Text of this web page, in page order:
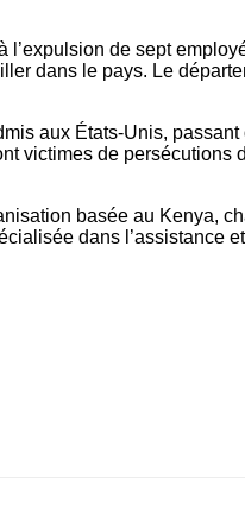
de sept
dans le pays. Le
aux États-Unis,
victimes de persécutions
basée au Kenya,
dans l’assistance